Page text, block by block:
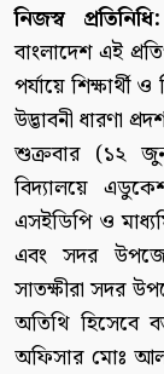
নিজস্ব প্রতিনিধি:
বাংলাদেশ এই
পর্যায়ে শিক্ষার্থী
উদ্ভাবনী ধারণা
শুক্রবার (১২
বিদ্যালয়ে
এসইডিপি ও
এবং সদর
সাতক্ষীরা সদর
অতিথি হিসেবে
অফিসার মোঃ